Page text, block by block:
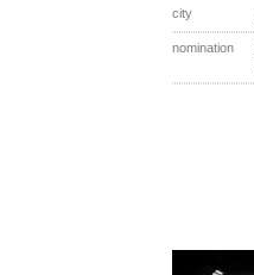
city
nomination